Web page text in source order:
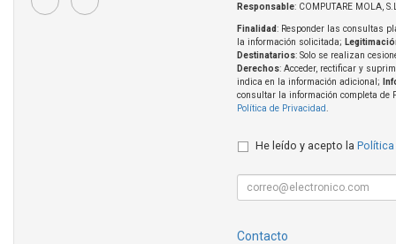
Responsable: COMPUTARE MOLA,
Finalidad: Responder las consultas
la información solicitada;
Destinatarios: Solo se realizan
Derechos: Acceder, rectificar y
indica en la información adicional;
consultar la información completa de
Política de Privacidad
He leído y acepto la Política
Contacto